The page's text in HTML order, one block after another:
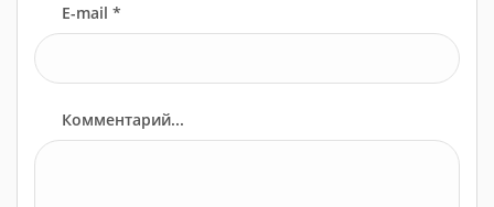
E-mail *
Комментарий...